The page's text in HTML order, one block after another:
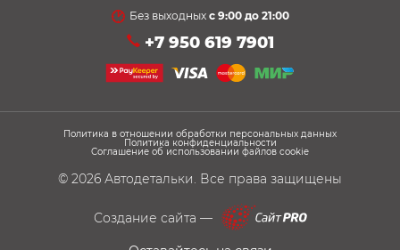
Без выходных с 9:00 до 21:00
+7 950 619 7901
Политика в отношении обработки персональных данных
Политика конфиденциальности
Соглашение об использовании файлов cookie
© 2026 Автодетальки. Все права защищены
Создание сайта —